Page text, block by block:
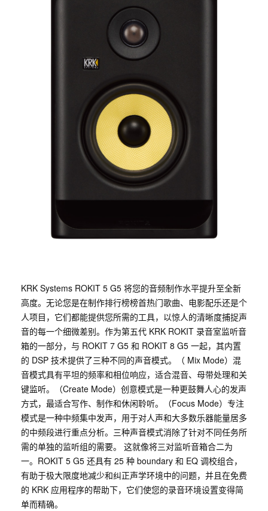
KRK Systems ROKIT 5 G5 将您的音频制作水平提升至全新
高度。无论您是在制作排行榜榜首热门歌曲、电影配乐还是个
人项目，它们都能提供您所需的工具，以惊人的清晰度捕捉声
音的每一个细微差别。作为第五代 KRK ROKIT 录音室监听音
箱的一部分，与 ROKIT 7 G5 和 ROKIT 8 G5 一起，其内置
的 DSP 技术提供了三种不同的声音模式。（ Mix Mode）混
音模式具有平坦的频率和相位响应，适合混音、母带处理和关
键监听。（Create Mode）创意模式是一种更鼓舞人心的发声
方式，最适合写作、制作和休闲聆听。（Focus Mode）专注
模式是一种中频集中发声，用于对人声和大多数乐器能量居多
的中频段进行重点分析。三种声音模式消除了针对不同任务所
需的单独的监听组的需要。 这就像将三对监听音箱合二为
一。ROKIT 5 G5 还具有 25 种 boundary 和 EQ 调校组合，
有助于极大限度地减少和纠正声学环境中的问题，并且在免费
的 KRK 应用程序的帮助下，它们使您的录音环境设置变得简
单而精确。